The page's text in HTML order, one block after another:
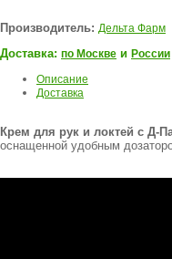
Производитель: Дельта Фарм
Доставка: по Москве и России
Описание
Доставка
Крем для рук и локтей с Д-
оснащенной удобным